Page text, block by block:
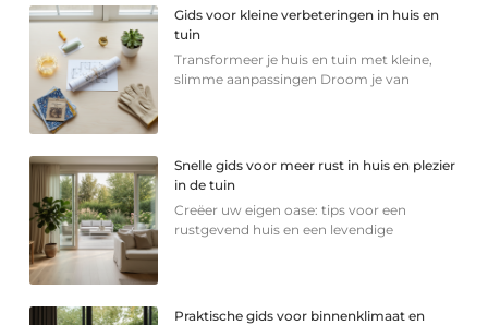
Gids voor kleine verbeteringen in huis en
tuin
Transformeer je huis en tuin met kleine,
slimme aanpassingen Droom je van
Snelle gids voor meer rust in huis en plezier
in de tuin
Creëer uw eigen oase: tips voor een
rustgevend huis en een levendige
Praktische gids voor binnenklimaat en